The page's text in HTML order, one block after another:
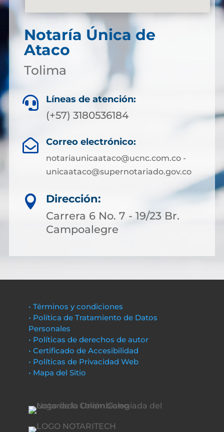
Notaría Única de
Ataco
Tolima
 Líneas de atención:
(+57) 3180536184
 Correo electrónico:
notariaunicaataco@ucnc.com.co -
unicaataco@supernotariado.gov.co

Dirección:
Carrera 6 No. 7 - 19/23 Br.
Campoalegre
• Términos y condiciones
• Política de Tratamiento de Datos
Personales
• Políticas de derechos de autor
• Certificado de Accesibilidad
• Políticas de Privacidad Web
• Mapa del Sitio